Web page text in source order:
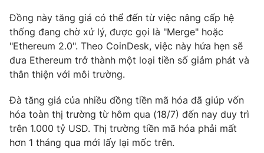
Photo Infographic
Video Shorts video
VTV Money VTV Thể thao
VTV Sức khoẻ Bất động sản
Đồng này tăng giá có thể đến từ việc nâng cấp hệ
thống đang chờ xử lý, được gọi là "Merge" hoặc
"Ethereum 2.0". Theo CoinDesk, việc này hứa hẹn sẽ
đưa Ethereum trở thành một loại tiền số giảm phát và
thân thiện với môi trường.
Đà tăng giá của nhiều đồng tiền mã hóa đã giúp vốn
hóa toàn thị trường từ hôm qua (18/7) đến nay duy trì
trên 1.000 tỷ USD. Thị trường tiền mã hóa phải mất
hơn 1 tháng qua mới lấy lại mốc trên.